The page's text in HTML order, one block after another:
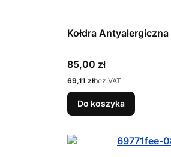
Cena
85,00 zł
Cena
69,11 złbez VAT
Do koszyka